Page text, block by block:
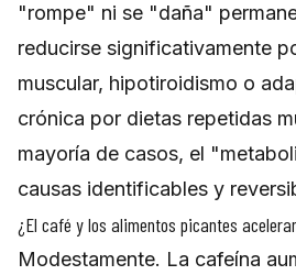
"rompe" ni se "daña"
reducirse significativamente
muscular, hipotiroidismo o
crónica por dietas repetidas
mayoría de casos, el
causas identificables y
¿El café y los alimentos picantes
Modestamente. La cafeína